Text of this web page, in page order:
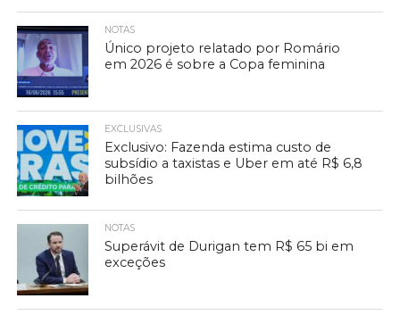
NOTAS
Único projeto relatado por Romário
em 2026 é sobre a Copa feminina
EXCLUSIVAS
Exclusivo: Fazenda estima custo de
subsídio a taxistas e Uber em até R$ 6,8
bilhões
NOTAS
Superávit de Durigan tem R$ 65 bi em
exceções